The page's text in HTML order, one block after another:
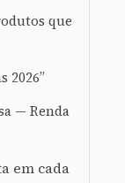
que
2026”
— Renda
em cada